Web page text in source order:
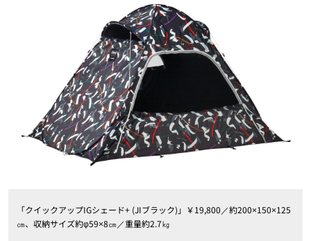
「クイックアップIGシェード+ (JIブラック)」￥19,800／約200×150×125
㎝、収納サイズ約φ59×8㎝／重量約2.7㎏